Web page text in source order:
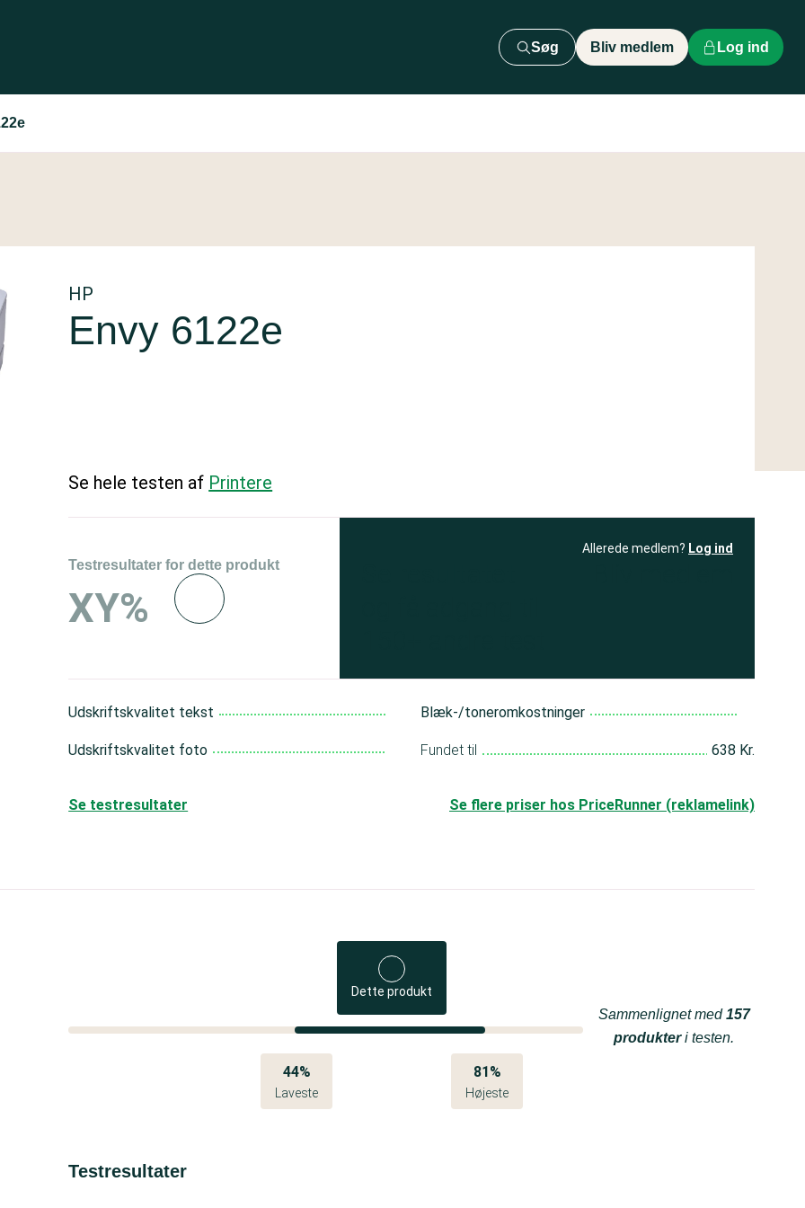
Søg Bliv medlem Log ind
HP
Envy 6122e
Se hele testen af Printere
Testresultater for dette produkt
XY%
Allerede medlem? Log ind
Udskriftskvalitet tekst
Udskriftskvalitet foto
Blæk-/toneromkostninger
Fundet til 638 Kr.
Se flere priser hos PriceRunner (reklamelink)
Se testresultater
Dette produkt
44%
Laveste
81%
Højeste
Sammenlignet med157
produkteri testen.
Testresultater